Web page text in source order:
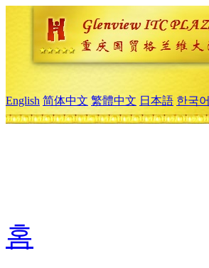
English 简体中文 繁體中文 日本語 한국어
홈